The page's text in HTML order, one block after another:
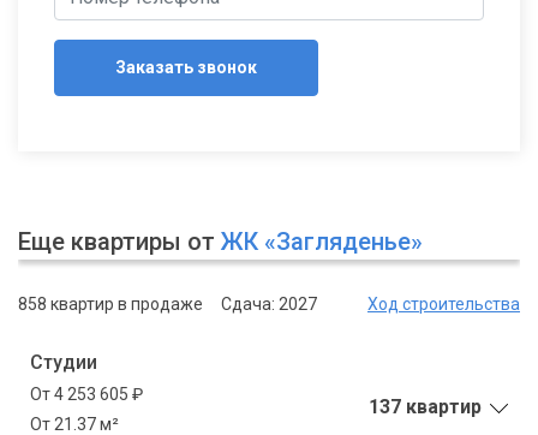
Заказать звонок
Еще квартиры от ЖК «Загляденье»
858 квартир в продаже Сдача: 2027 Ход строительства
Студии
От 4 253 605 ₽
От 21.37 м²
137 квартир